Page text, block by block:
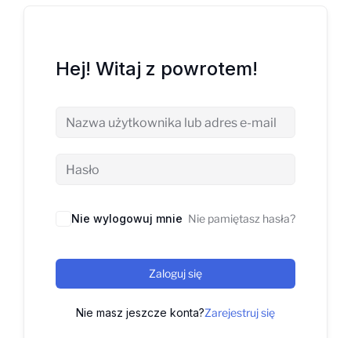
Hej! Witaj z powrotem!
Nie wylogowuj mnie Nie pamiętasz hasła?
Zaloguj się
Nie masz jeszcze konta?Zarejestruj się